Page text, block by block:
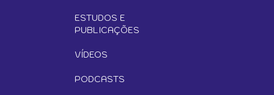
ESTUDOS E
PUBLICAÇÕES
VÍDEOS
PODCASTS